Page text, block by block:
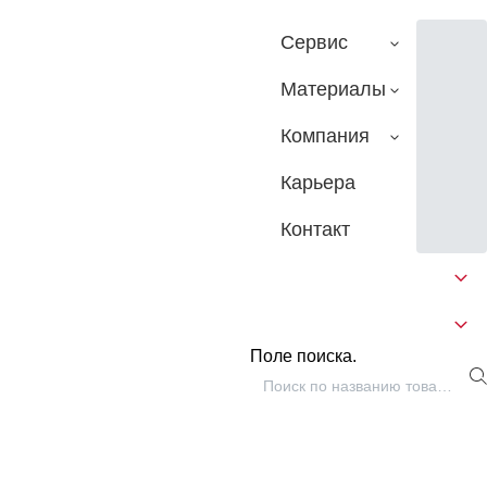
Сервис
Материалы
Компания
Карьера
Контакт
Поле поиска.